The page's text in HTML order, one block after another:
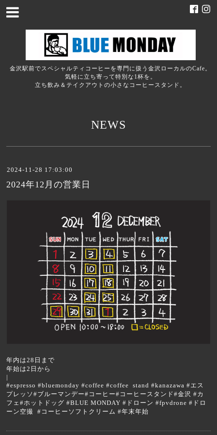
金沢駅前でスペシャルティコーヒーを専門に扱う金沢ローカルのCafe。
気軽に立ち寄って特別な1杯を。
立ち飲み＆テイクアウトの小さなコーヒースタンド。
NEWS
2024-11-28 17:03:00
2024年12月の営業日
年内は28日まで
年始は2日から
|
#espresso #bluemonday #coffee #coffee stand #kanazawa #エス
プレッソ#ブルーマンデー#コーヒー#コーヒースタンド#金沢 #カ
フェ#ホットドッグ #BLUE MONDAY #ドローン #fpvdrone #ドロ
ーン空撮 #コーヒーソフトクリーム #年末年始